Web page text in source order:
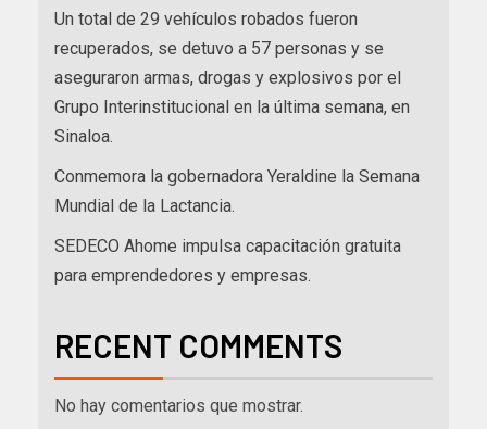
Un total de 29 vehículos robados fueron
recuperados, se detuvo a 57 personas y se
aseguraron armas, drogas y explosivos por el
Grupo Interinstitucional en la última semana, en
Sinaloa.
Conmemora la gobernadora Yeraldine la Semana
Mundial de la Lactancia.
SEDECO Ahome impulsa capacitación gratuita
para emprendedores y empresas.
RECENT COMMENTS
No hay comentarios que mostrar.